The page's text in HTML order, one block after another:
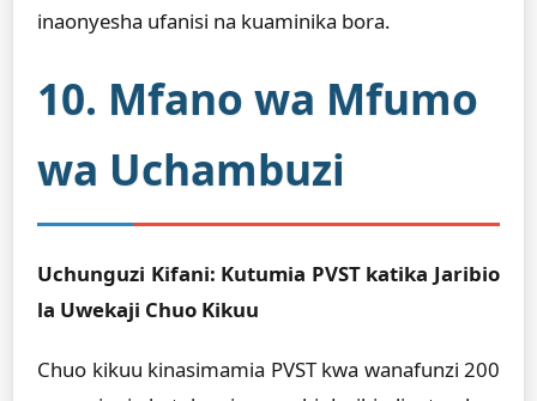
inaonyesha ufanisi na kuaminika bora.
10. Mfano wa Mfumo
wa Uchambuzi
Uchunguzi Kifani: Kutumia PVST katika Jaribio
la Uwekaji Chuo Kikuu
Chuo kikuu kinasimamia PVST kwa wanafunzi 200